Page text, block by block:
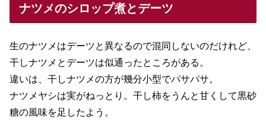
ナツメのシロップ煮とデーツ
生のナツメはデーツと異なるので混同しないのだけれど、
干しナツメとデーツは似通ったところがある。
違いは、干しナツメの方が幾分小型でパサパサ。
ナツメヤシは実がねっとり。干し柿をうんと甘くして黒砂
糖の風味を足したよう。